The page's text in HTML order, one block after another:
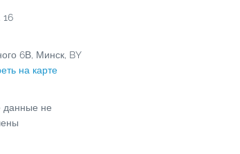
16
6В, Минск, BY
на карте
данные не